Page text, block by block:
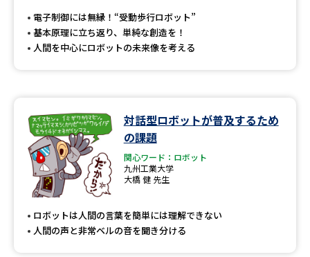
電子制御には無縁！“受動歩行ロボット”
基本原理に立ち返り、単純な創造を！
人間を中心にロボットの未来像を考える
対話型ロボットが普及するため
の課題
関心ワード：ロボット
九州工業大学
大橋 健 先生
ロボットは人間の言葉を簡単には理解できない
人間の声と非常ベルの音を聞き分ける